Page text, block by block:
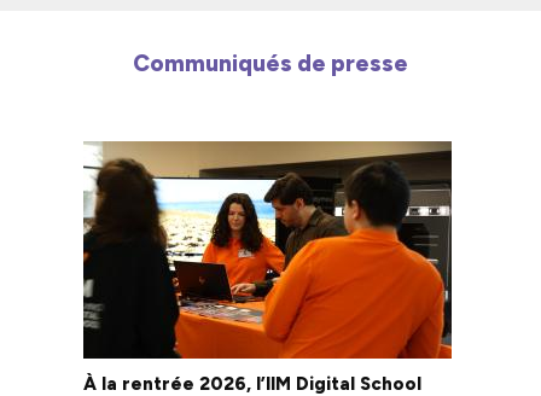
Communiqués de presse
À la rentrée 2026, l’IIM Digital School